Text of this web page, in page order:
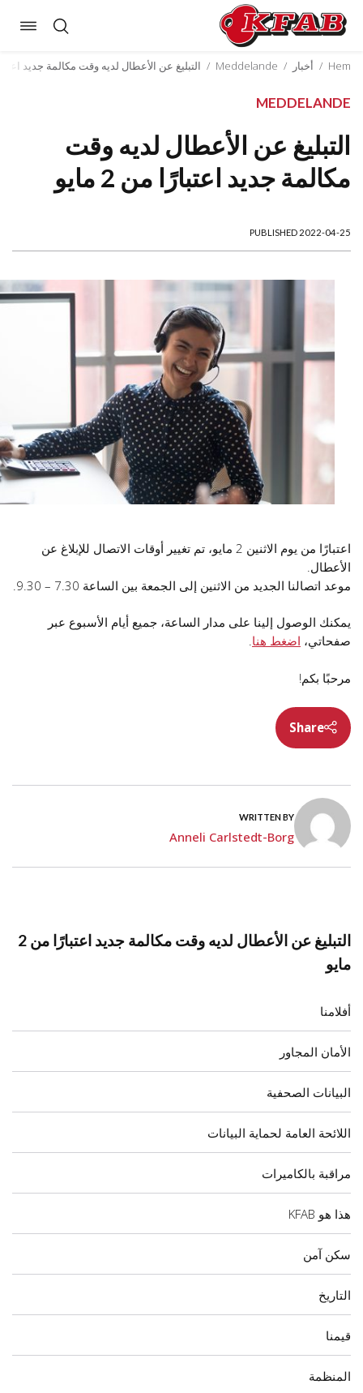
Skip
content
Hem أخبار Meddelande التبليغ عن الأعطال لديه وقت مكالمة جديد اعتبارًا من
التبليغ عن الأعطال لديه وقت مكالمة جديد اعتبارًا من 2
مايو
أفلامنا
الأمان المجاور
البيانات الصحفية
اللائحة العامة لحماية البيانات
مراقبة بالكاميرات
هذا هو KFAB
سكن آمن
التاريخ
قيمنا
المنظمة
MEDDELANDE
التبليغ عن الأعطال لديه وقت
مكالمة جديد اعتبارًا من 2 مايو
PUBLISHED 2022-04-25
اعتبارًا من يوم الاثنين 2 مايو، تم تغيير أوقات الاتصال للإبلاغ عن
الأعطال.
موعد اتصالنا الجديد من الاثنين إلى الجمعة بين الساعة 7.30 – 9.30.
يمكنك الوصول إلينا على مدار الساعة، جميع أيام الأسبوع عبر
صفحاتي، اضغط هنا.
مرحبًا بكم!
Share
WRITTEN BY
Anneli Carlstedt-Borg